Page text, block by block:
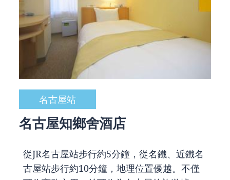
名古屋站
名古屋知鄉舍酒店
從JR名古屋站步行約5分鐘，從名鐵、近鐵名
古屋站步行約10分鐘，地理位置優越。不僅